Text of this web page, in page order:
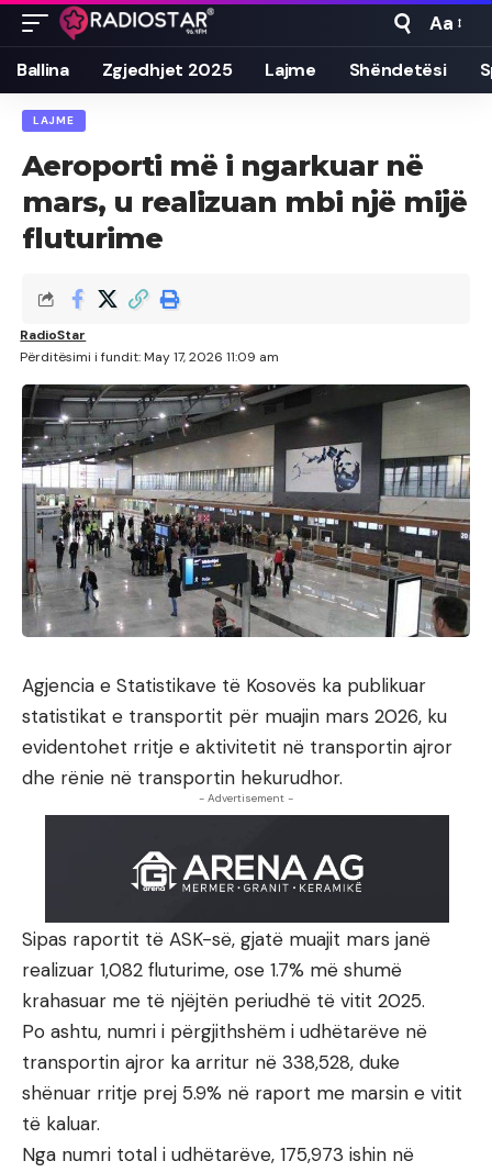
Font
Resizer
Aa
Ballina Zgjedhjet 2025 Lajme Shëndetësi
LAJME
Aeroporti më i ngarkuar në
mars, u realizuan mbi një mijë
fluturime
Përditësimi i fundit: May 17, 2026 11:09 am
RadioStar
Agjencia e Statistikave të Kosovës ka publikuar
statistikat e transportit për muajin mars 2026, ku
evidentohet rritje e aktivitetit në transportin ajror
dhe rënie në transportin hekurudhor.
- Advertisement -
Sipas raportit të ASK-së, gjatë muajit mars janë
realizuar 1,082 fluturime, ose 1.7% më shumë
krahasuar me të njëjtën periudhë të vitit 2025.
Po ashtu, numri i përgjithshëm i udhëtarëve në
transportin ajror ka arritur në 338,528, duke
shënuar rritje prej 5.9% në raport me marsin e vitit
të kaluar.
Nga numri total i udhëtarëve, 175,973 ishin në